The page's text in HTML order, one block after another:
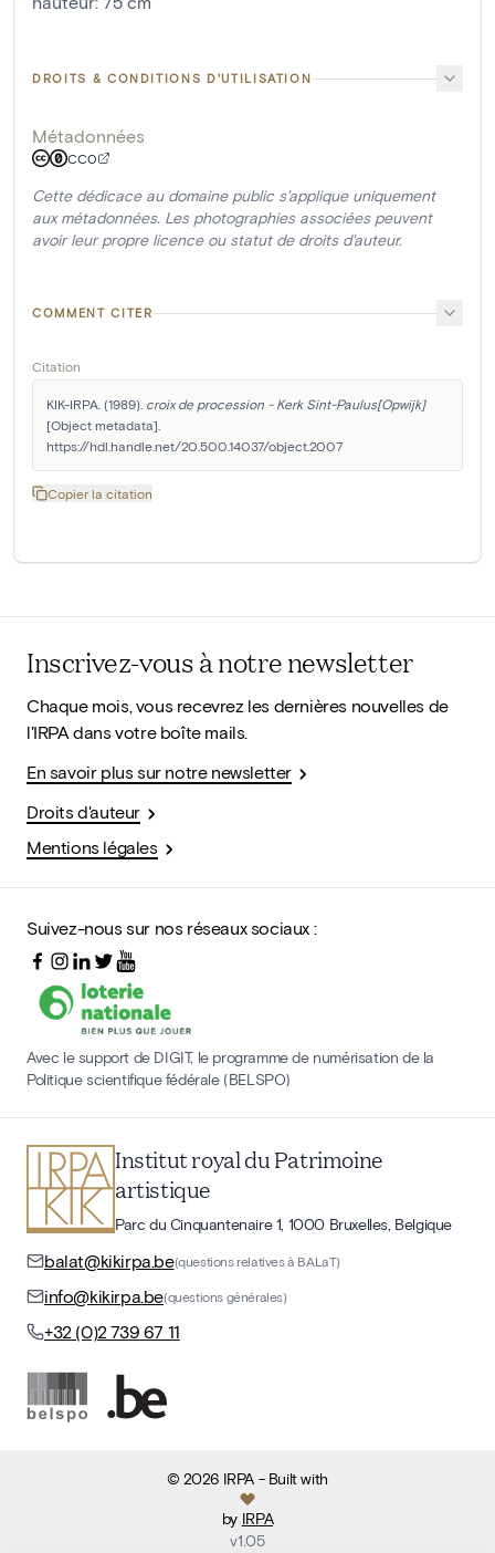
DROITS & CONDITIONS D'UTILISATION
Métadonnées
CC0
Cette dédicace au domaine public s'applique uniquement
aux métadonnées. Les photographies associées peuvent
avoir leur propre licence ou statut de droits d'auteur.
COMMENT CITER
Citation
KIK-IRPA. (1989). croix de procession - Kerk Sint-Paulus[Opwijk]
[Object metadata].
https://hdl.handle.net/20.500.14037/object.2007
Copier la citation
Inscrivez-vous à notre newsletter
Chaque mois, vous recevrez les dernières nouvelles de
l'IRPA dans votre boîte mails.
En savoir plus sur notre newsletter
Droits d'auteur
Mentions légales
Suivez-nous sur nos réseaux sociaux :
Avec le support de DIGIT, le programme de numérisation de la
Politique scientifique fédérale (BELSPO)
Institut royal du Patrimoine
artistique
Parc du Cinquantenaire 1, 1000 Bruxelles, Belgique
balat@kikirpa.be(questions relatives à BALaT)
info@kikirpa.be(questions générales)
+32 (0)2 739 67 11
©2026 IRPA- Built with
by IRPA
v1.05